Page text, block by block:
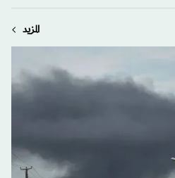
المزيد